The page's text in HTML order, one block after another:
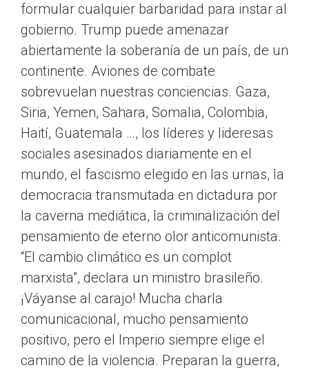
formular cualquier barbaridad para instar al
gobierno. Trump puede amenazar
abiertamente la soberanía de un país, de un
continente. Aviones de combate
sobrevuelan nuestras conciencias. Gaza,
Siria, Yemen, Sahara, Somalia, Colombia,
Haití, Guatemala …, los líderes y lideresas
sociales asesinados diariamente en el
mundo, el fascismo elegido en las urnas, la
democracia transmutada en dictadura por
la caverna mediática, la criminalización del
pensamiento de eterno olor anticomunista.
“El cambio climático es un complot
marxista”, declara un ministro brasileño.
¡Váyanse al carajo! Mucha charla
comunicacional, mucho pensamiento
positivo, pero el Imperio siempre elige el
camino de la violencia. Preparan la guerra,